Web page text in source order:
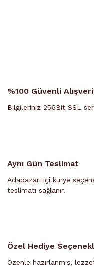
%100 Güvenli
Bilgileriniz 256Bit SSL
Aynı Gün Teslimat
Adapazarı içi kurye
teslimatı sağlanır.
Özel Hediye
Özenle hazırlanmış,